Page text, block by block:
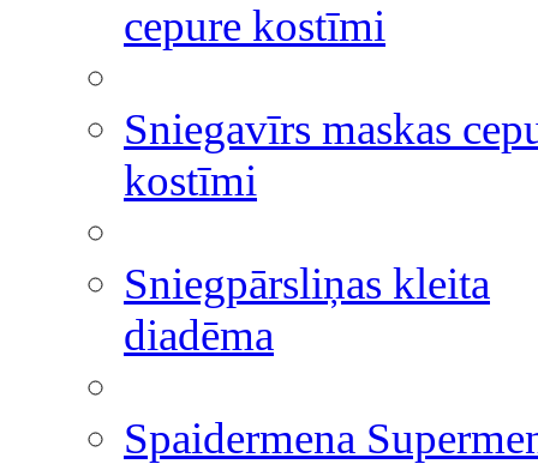
cepure kostīmi
Sniegavīrs maskas
kostīmi
Sniegpārsliņas kleita
diadēma
Spaidermena